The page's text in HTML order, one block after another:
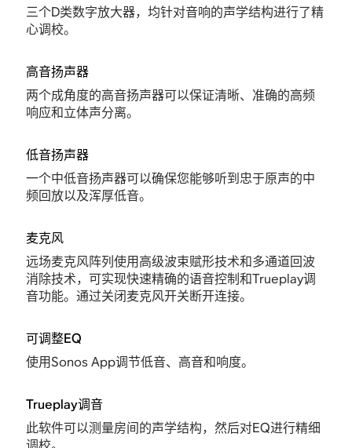
三个D类数字放大器，均针对音响的声学结构进行了精
心调校。
高音扬声器
两个成角度的高音扬声器可以保证清晰、准确的高频
响应和立体声分离。
低音扬声器
一个中低音扬声器可以确保您能够听到忠于原声的中
频回放以及浑厚低音。
麦克风
远场麦克风阵列使用高级波束赋形技术和多通道回波
消除技术，可实现快速精确的语音控制和Trueplay调
音功能。通过关闭麦克风开关断开连接。
可调整EQ
使用Sonos App调节低音、高音和响度。
Trueplay调音
此软件可以测量房间的声学结构，然后对EQ进行精细